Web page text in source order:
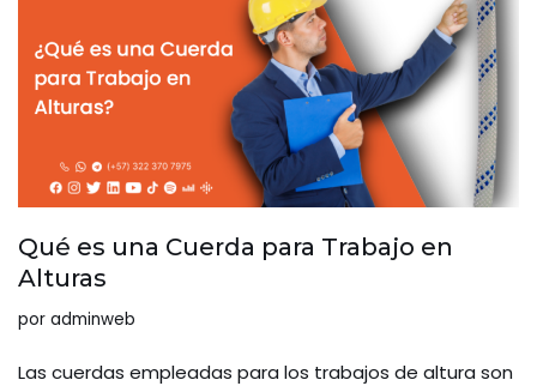
Qué es una Cuerda para Trabajo en
Alturas
por adminweb
Las cuerdas empleadas para los trabajos de altura son